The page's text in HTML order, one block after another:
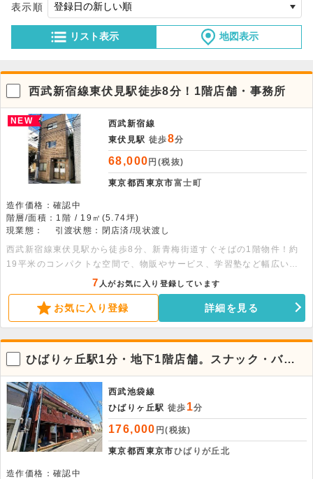
リスト表示 地図表示
表示順
西武新宿線東伏見駅徒歩8分！1階店舗・事務所
NEW
西武新宿線
東伏見駅 徒歩8分
68,000 円(税抜)
東京都西東京市富士町
造作価格：確認中
階層/面積：1階 / 19㎡(5.74坪)
現業態：
引渡状態：閉店済/現状渡し
西武新宿線東伏見駅から徒歩8分、新青梅街道すぐそばの1階物件！約
19平米のコンパクトな空間で、物販やサービス、学習塾など幅広い用
途に対応。現状渡しで自由なレイアウトが可能です。詳細についてはお
問い合わせください。
7 人がお気に入り登録しています
お気に入り登録 詳細を見る
ひばりヶ丘駅1分・地下1階店舗。スナック・バー
に好適な物件
西武池袋線
ひばりヶ丘駅 徒歩 1分
176,000 円(税抜)
東京都西東京市ひばりが丘北
造作価格：確認中